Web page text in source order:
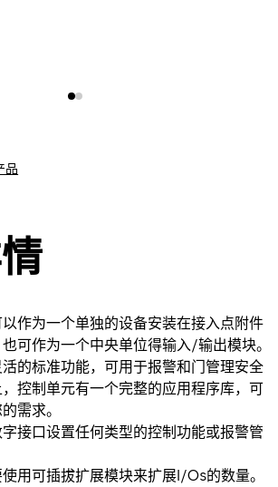
品
作为一个单独的设备安装在接入点附件
可作为一个中央单位得输入/输出模块。
的标准功能，可用于报警和门管理安全
控制单元有一个完整的应用程序库，可
需求。
接口设置任何类型的控制功能或报警管
用可插拔扩展模块来扩展I/Os的数量。